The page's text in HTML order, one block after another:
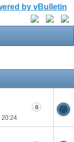
20:24
0